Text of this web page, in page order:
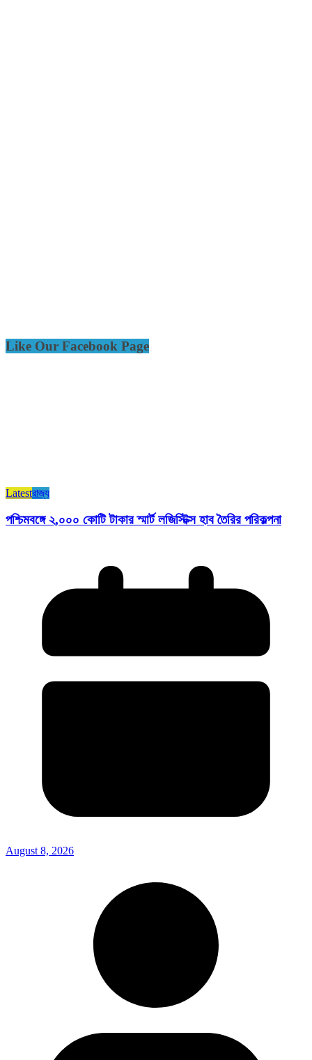
Like Our Facebook Page
Latestরাজ্য​
পশ্চিমবঙ্গে ২,০০০ কোটি টাকার স্মার্ট লজিস্টিক্স হাব তৈরির পরিকল্পনা
August 8, 2026